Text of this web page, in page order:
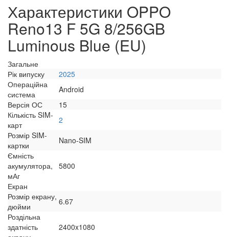
Характеристики OPPO
Reno13 F 5G 8/256GB
Luminous Blue (EU)
Загальне
Рік випуску
2025
Операційна
система
Android
Версія ОС
15
Кількість SIM-
карт
2
Розмір SIM-
картки
Nano-SIM
Ємність
акумулятора,
мАг
5800
Екран
Розмір екрану,
дюйми
6.67
Роздільна
здатність
2400x1080